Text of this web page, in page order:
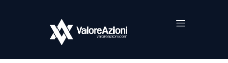
Home
Investimenti
Borsa